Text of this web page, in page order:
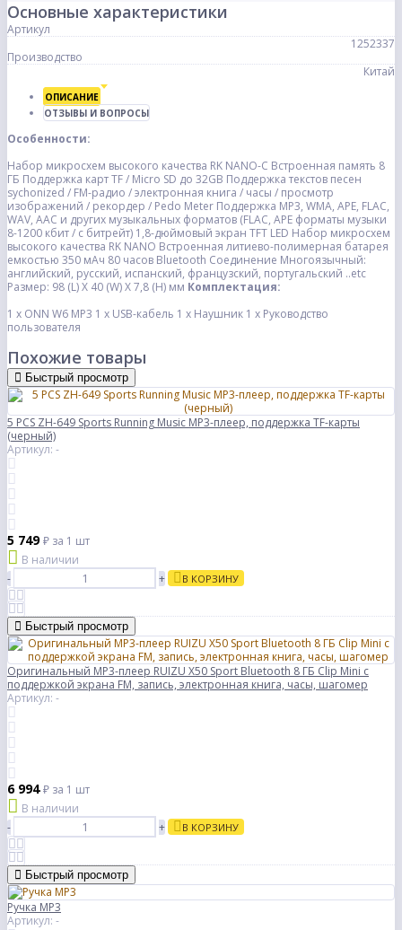
Основные характеристики
Артикул
1252337
Производство
Китай
ОПИСАНИЕ
ОТЗЫВЫ И ВОПРОСЫ
Особенности:
Набор микросхем высокого качества RK NANO-C Встроенная память 8
ГБ Поддержка карт TF / Micro SD до 32GB Поддержка текстов песен
sychonized / FM-радио / электронная книга / часы / просмотр
изображений / рекордер / Pedo Meter Поддержка MP3, WMA, APE, FLAC,
WAV, AAC и других музыкальных форматов (FLAC, APE форматы музыки
8-1200 кбит / с битрейт) 1,8-дюймовый экран TFT LED Набор микросхем
высокого качества RK NANO Встроенная литиево-полимерная батарея
емкостью 350 мАч 80 часов Bluetooth Соединение Многоязычный:
английский, русский, испанский, французский, португальский ..etc
Размер: 98 (L) X 40 (W) X 7,8 (H) мм Комплектация:
1 x ONN W6 MP3 1 x USB-кабель 1 x Наушник 1 x Руководство
пользователя
Похожие товары
Быстрый просмотр
5 PCS ZH-649 Sports Running Music MP3-плеер, поддержка TF-карты
(черный)
Артикул: -
5 749₽ за 1 шт
В наличии
-
+ В КОРЗИНУ
Быстрый просмотр
Оригинальный MP3-плеер RUIZU X50 Sport Bluetooth 8 ГБ Clip Mini с
поддержкой экрана FM, запись, электронная книга, часы, шагомер
Артикул: -
6 994₽ за 1 шт
В наличии
-
+ В КОРЗИНУ
Быстрый просмотр
Ручка MP3
Артикул: -